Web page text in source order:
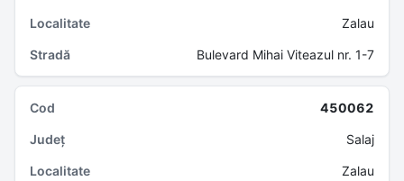
Zalau
Bulevard Mihai Viteazul nr. 1-7
450062
Salaj
Zalau